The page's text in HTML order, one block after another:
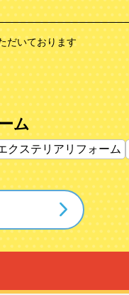
だいております
ム
クステリアリフォーム